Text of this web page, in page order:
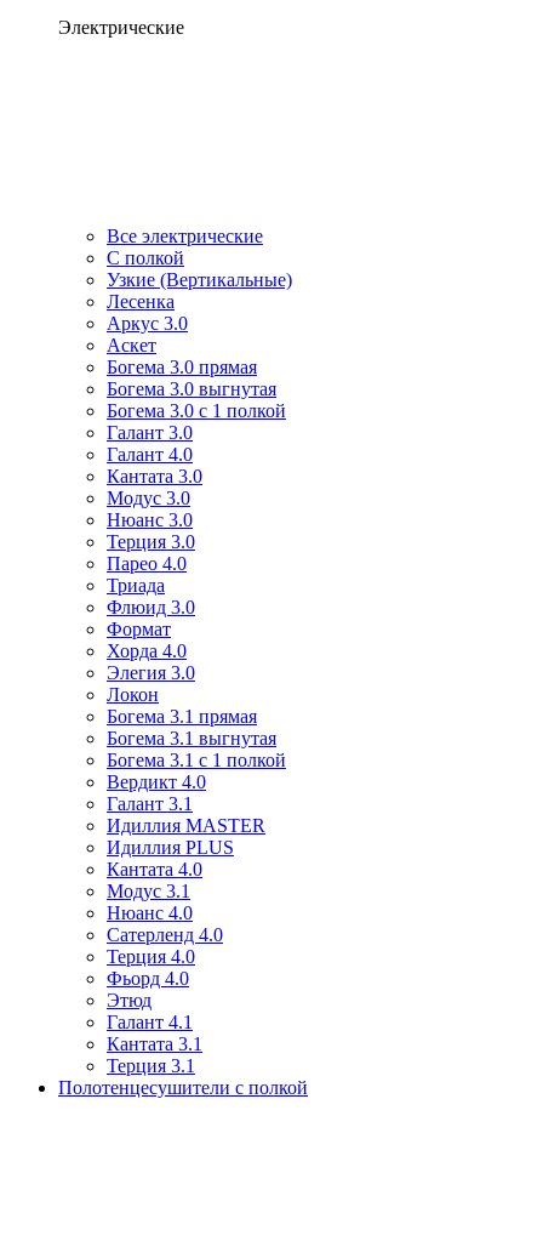
Электрические
Все электрические
С полкой
Узкие (Вертикальные)
Лесенка
Аркус 3.0
Аскет
Богема 3.0 прямая
Богема 3.0 выгнутая
Богема 3.0 с 1 полкой
Галант 3.0
Галант 4.0
Кантата 3.0
Модус 3.0
Нюанс 3.0
Терция 3.0
Парео 4.0
Триада
Флюид 3.0
Формат
Хорда 4.0
Элегия 3.0
Локон
Богема 3.1 прямая
Богема 3.1 выгнутая
Богема 3.1 с 1 полкой
Вердикт 4.0
Галант 3.1
Идиллия MASTER
Идиллия PLUS
Кантата 4.0
Модус 3.1
Нюанс 4.0
Сатерленд 4.0
Терция 4.0
Фьорд 4.0
Этюд
Галант 4.1
Кантата 3.1
Терция 3.1
Полотенцесушители с полкой